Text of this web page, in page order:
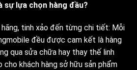
sự lựa chọn hàng đầu?
tinh xảo đến từng chi tiết: Mỗi
đều được cam kết là hàng
qua sửa chữa hay thay thế linh
cho khách hàng sở hữu sản phẩm